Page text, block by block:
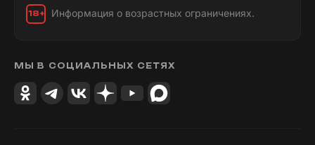
18+ Информация о возрастных ограничениях.
МЫ В СОЦИАЛЬНЫХ СЕТЯХ